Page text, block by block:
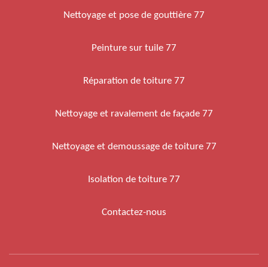
Nettoyage et pose de gouttière 77
Peinture sur tuile 77
Réparation de toiture 77
Nettoyage et ravalement de façade 77
Nettoyage et demoussage de toiture 77
Isolation de toiture 77
Contactez-nous